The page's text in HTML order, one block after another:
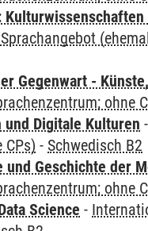
Gegenwart -
ohne
Digitale Kulturen
CPs) - Schwedisch B2
Geschichte der
ohne
Science -